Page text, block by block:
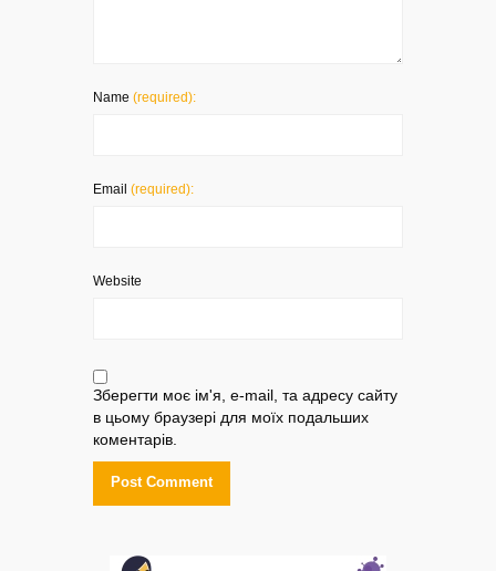
Name (required):
Email (required):
Website
Зберегти моє ім'я, e-mail, та адресу сайту
в цьому браузері для моїх подальших
коментарів.